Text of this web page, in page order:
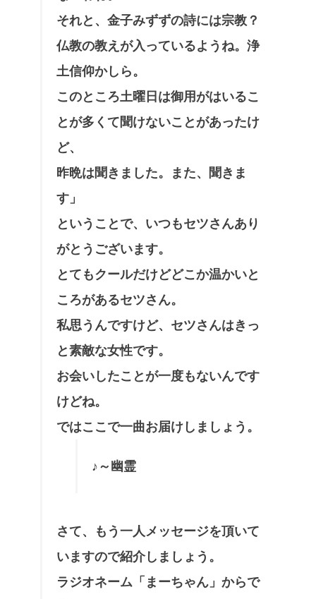
それと、金子みずずの詩には宗教？
仏教の教えが入っているようね。浄
土信仰かしら。
このところ土曜日は御用がはいるこ
とが多くて聞けないことがあったけ
ど、
昨晩は聞きました。また、聞きま
す」
ということで、いつもセツさんあり
がとうございます。
とてもクールだけどどこか温かいと
ころがあるセツさん。
私思うんですけど、セツさんはきっ
と素敵な女性です。
お会いしたことが一度もないんです
けどね。
ではここで一曲お届けしましょう。
♪～幽霊
さて、もう一人メッセージを頂いて
いますので紹介しましょう。
ラジオネーム「まーちゃん」からで